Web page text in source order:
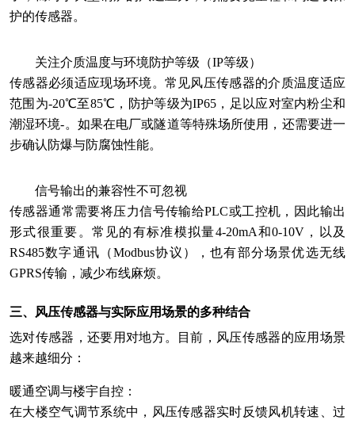
护的传感器。
关注介质温度与环境防护等级（IP等级）
传感器必须适应现场环境。常见风压传感器的介质温度适应
范围为-20℃至85℃，防护等级为IP65，足以应对室内粉尘和
潮湿环境-。如果在电厂或隧道等特殊场所使用，还需要进一
步确认防爆与防腐蚀性能。
信号输出的兼容性不可忽视
传感器通常需要将压力信号传输给PLC或工控机，因此输出
形式很重要。常见的有标准模拟量4-20mA和0-10V，以及
RS485数字通讯（Modbus协议），也有部分场景优选无线
GPRS传输，减少布线麻烦。
三、风压传感器与实际应用场景的多种结合
选对传感器，还要用对地方。目前，风压传感器的应用场景
越来越细分：
暖通空调与楼宇自控：
在大楼空气调节系统中，风压传感器实时反馈风机转速、过